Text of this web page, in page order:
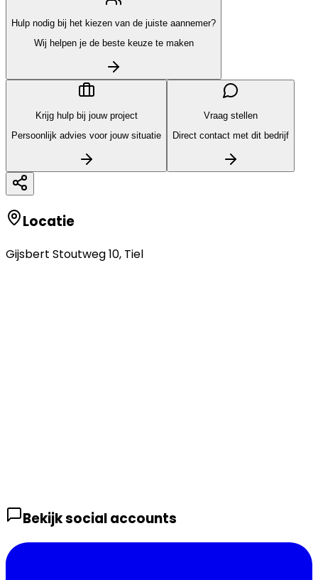
Hulp nodig bij het kiezen van de juiste aannemer?
Wij helpen je de beste keuze te maken
Krijg hulp bij jouw project
Persoonlijk advies voor jouw situatie
Vraag stellen
Direct contact met dit bedrijf
Locatie
Gijsbert Stoutweg 10, Tiel
Bekijk social accounts